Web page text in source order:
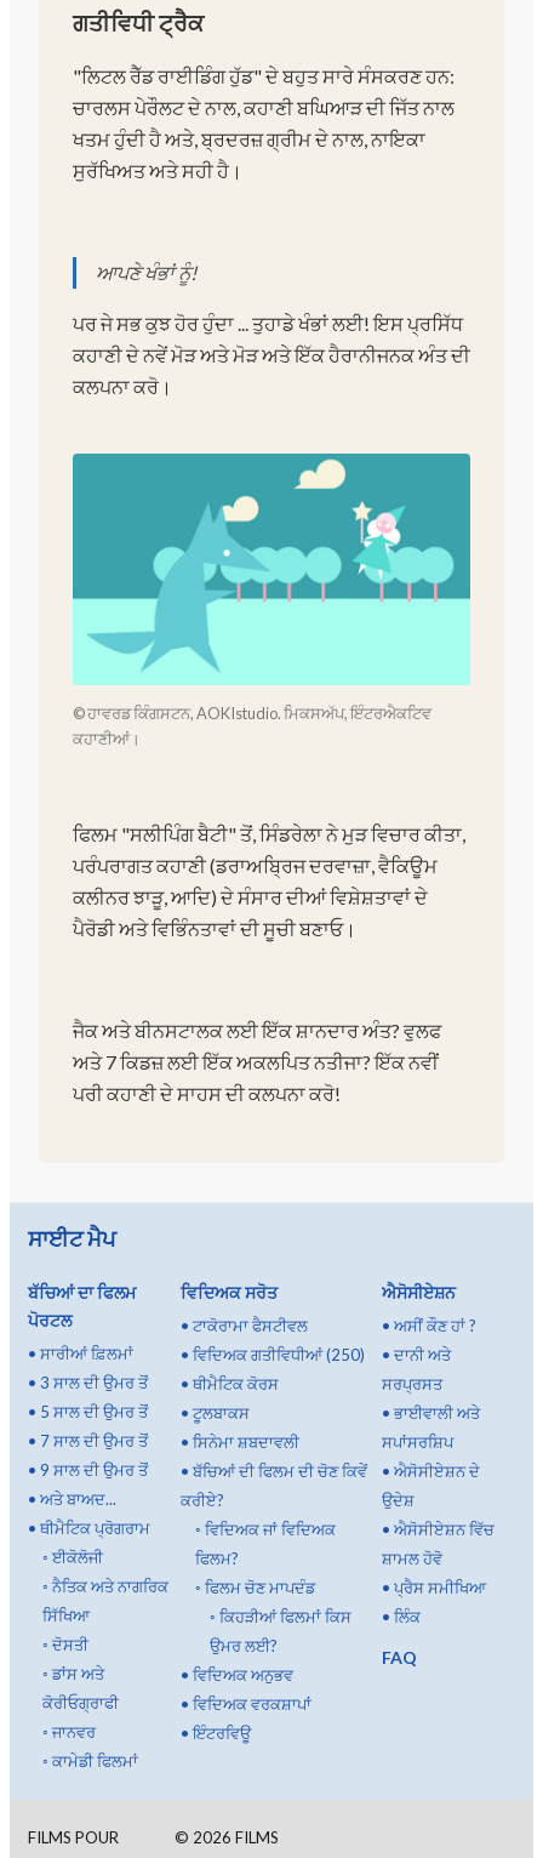
ਗਤੀਵਿਧੀ ਟ੍ਰੈਕ
"ਲਿਟਲ ਰੈੱਡ ਰਾਈਡਿੰਗ ਹੁੱਡ" ਦੇ ਬਹੁਤ ਸਾਰੇ ਸੰਸਕਰਣ ਹਨ:
ਚਾਰਲਸ ਪੇਰੌਲਟ ਦੇ ਨਾਲ, ਕਹਾਣੀ ਬਘਿਆੜ ਦੀ ਜਿੱਤ ਨਾਲ
ਖਤਮ ਹੁੰਦੀ ਹੈ ਅਤੇ, ਬ੍ਰਦਰਜ਼ ਗ੍ਰੀਮ ਦੇ ਨਾਲ, ਨਾਇਕਾ
ਸੁਰੱਖਿਅਤ ਅਤੇ ਸਹੀ ਹੈ।
ਆਪਣੇ ਖੰਭਾਂ ਨੂੰ!
ਪਰ ਜੇ ਸਭ ਕੁਝ ਹੋਰ ਹੁੰਦਾ ... ਤੁਹਾਡੇ ਖੰਭਾਂ ਲਈ! ਇਸ ਪ੍ਰਸਿੱਧ
ਕਹਾਣੀ ਦੇ ਨਵੇਂ ਮੋੜ ਅਤੇ ਮੋੜ ਅਤੇ ਇੱਕ ਹੈਰਾਨੀਜਨਕ ਅੰਤ ਦੀ
ਕਲਪਨਾ ਕਰੋ।
© ਹਾਵਰਡ ਕਿੰਗਸਟਨ, AOKIstudio. ਮਿਕਸਅੱਪ, ਇੰਟਰਐਕਟਿਵ
ਕਹਾਣੀਆਂ।
ਫਿਲਮ "ਸਲੀਪਿੰਗ ਬੈਟੀ" ਤੋਂ, ਸਿੰਡਰੇਲਾ ਨੇ ਮੁੜ ਵਿਚਾਰ ਕੀਤਾ,
ਪਰੰਪਰਾਗਤ ਕਹਾਣੀ (ਡਰਾਅਬ੍ਰਿਜ ਦਰਵਾਜ਼ਾ, ਵੈਕਿਊਮ
ਕਲੀਨਰ ਝਾੜੂ, ਆਦਿ) ਦੇ ਸੰਸਾਰ ਦੀਆਂ ਵਿਸ਼ੇਸ਼ਤਾਵਾਂ ਦੇ
ਪੈਰੋਡੀ ਅਤੇ ਵਿਭਿੰਨਤਾਵਾਂ ਦੀ ਸੂਚੀ ਬਣਾਓ।
ਜੈਕ ਅਤੇ ਬੀਨਸਟਾਲਕ ਲਈ ਇੱਕ ਸ਼ਾਨਦਾਰ ਅੰਤ? ਵੁਲਫ
ਅਤੇ 7 ਕਿਡਜ਼ ਲਈ ਇੱਕ ਅਕਲਪਿਤ ਨਤੀਜਾ? ਇੱਕ ਨਵੀਂ
ਪਰੀ ਕਹਾਣੀ ਦੇ ਸਾਹਸ ਦੀ ਕਲਪਨਾ ਕਰੋ!
ਸਾਈਟ ਮੈਪ
ਬੱਚਿਆਂ ਦਾ ਫਿਲਮ
ਪੋਰਟਲ
• ਸਾਰੀਆਂ ਫ਼ਿਲਮਾਂ
• 3 ਸਾਲ ਦੀ ਉਮਰ ਤੋਂ
• 5 ਸਾਲ ਦੀ ਉਮਰ ਤੋਂ
• 7 ਸਾਲ ਦੀ ਉਮਰ ਤੋਂ
• 9 ਸਾਲ ਦੀ ਉਮਰ ਤੋਂ
• ਅਤੇ ਬਾਅਦ...
• ਥੀਮੈਟਿਕ ਪ੍ਰੋਗਰਾਮ
◦ ਈਕੋਲੋਜੀ
◦ ਨੈਤਿਕ ਅਤੇ ਨਾਗਰਿਕ
ਸਿੱਖਿਆ
◦ ਦੋਸਤੀ
◦ ਡਾਂਸ ਅਤੇ
ਕੋਰੀਓਗ੍ਰਾਫੀ
◦ ਜਾਨਵਰ
◦ ਕਾਮੇਡੀ ਫਿਲਮਾਂ
ਵਿਦਿਅਕ ਸਰੋਤ
• ਟਾਕੋਰਾਮਾ ਫੈਸਟੀਵਲ
• ਵਿਦਿਅਕ ਗਤੀਵਿਧੀਆਂ (250)
• ਥੀਮੈਟਿਕ ਕੋਰਸ
• ਟੂਲਬਾਕਸ
• ਸਿਨੇਮਾ ਸ਼ਬਦਾਵਲੀ
• ਬੱਚਿਆਂ ਦੀ ਫਿਲਮ ਦੀ ਚੋਣ ਕਿਵੇਂ
ਕਰੀਏ?
◦ ਵਿਦਿਅਕ ਜਾਂ ਵਿਦਿਅਕ
ਫਿਲਮ?
◦ ਫਿਲਮ ਚੋਣ ਮਾਪਦੰਡ
◦ ਕਿਹੜੀਆਂ ਫਿਲਮਾਂ ਕਿਸ
ਉਮਰ ਲਈ?
• ਵਿਦਿਅਕ ਅਨੁਭਵ
• ਵਿਦਿਅਕ ਵਰਕਸ਼ਾਪਾਂ
•ਇੰਟਰਵਿਊ
ਐਸੋਸੀਏਸ਼ਨ
•ਅਸੀਂ ਕੌਣ ਹਾਂ ?
•ਦਾਨੀ ਅਤੇ
ਸਰਪ੍ਰਸਤ
•ਭਾਈਵਾਲੀ ਅਤੇ
ਸਪਾਂਸਰਸ਼ਿਪ
•ਐਸੋਸੀਏਸ਼ਨ ਦੇ
ਉਦੇਸ਼
•ਐਸੋਸੀਏਸ਼ਨ ਵਿੱਚ
ਸ਼ਾਮਲ ਹੋਵੋ
•ਪ੍ਰੈਸ ਸਮੀਖਿਆ
•ਲਿੰਕ
FAQ
FILMS POUR
© 2026 FILMS